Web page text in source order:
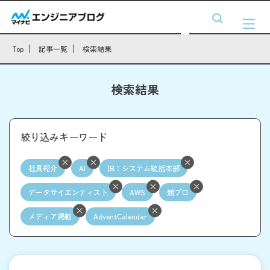
Top 記事一覧 検索結果
検索結果
絞り込みキーワード
社員紹介 AI 旧：システム統括本部
データサイエンティスト AWS 競プロ
メディア掲載 AdventCalendar